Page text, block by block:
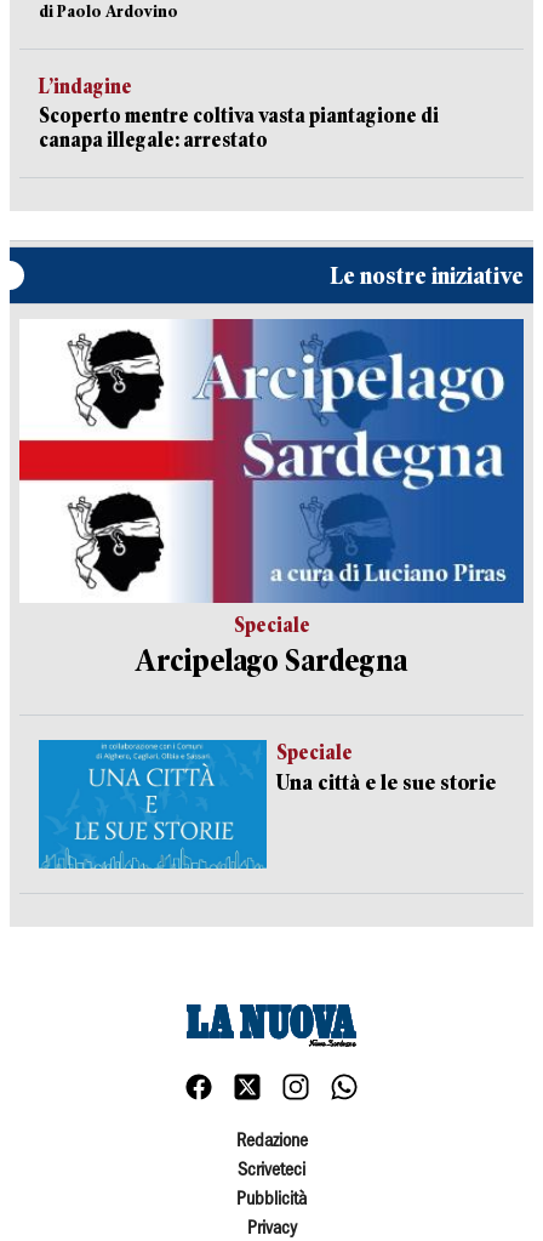
di Paolo Ardovino
L’indagine
Scoperto mentre coltiva vasta piantagione di
canapa illegale: arrestato
Le nostre iniziative
Speciale
Arcipelago Sardegna
Speciale
Una città e le sue storie
Redazione
Scriveteci
Pubblicità
Privacy